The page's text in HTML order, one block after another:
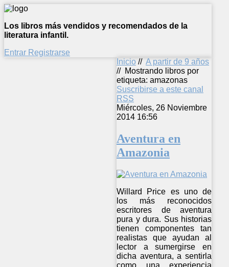
Los libros más vendidos y recomendados de la
literatura infantil.
Entrar Registrarse
Inicio // A partir de 9 años
// Mostrando libros por
etiqueta: amazonas
Suscribirse a este canal
RSS
Miércoles, 26 Noviembre
2014 16:56
Aventura en
Amazonia
Willard Price es uno de
los más reconocidos
escritores de aventura
pura y dura. Sus historias
tienen componentes tan
realistas que ayudan al
lector a sumergirse en
dicha aventura, a sentirla
como una experiencia